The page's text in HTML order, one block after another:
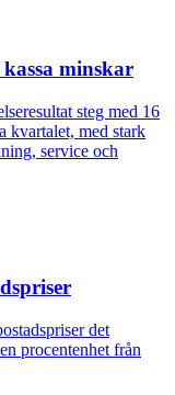
minskar
steg med 16
kvartalet, med stark
service och
det
procentenhet från